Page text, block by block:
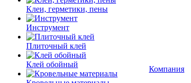
Клеи, герметики, пены
Инструмент
Плиточный клей
Клей обойный
Компания